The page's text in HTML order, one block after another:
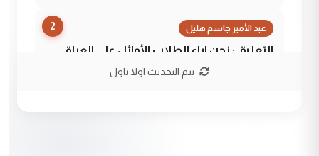
2 عبد الأمير جاسم هليل
التعليق : نحن اباء الطلاب الأوائل على العراق
نتشرف بلقاء السيد احمد الصافي في العتبات
يتم التحديث اولا باول